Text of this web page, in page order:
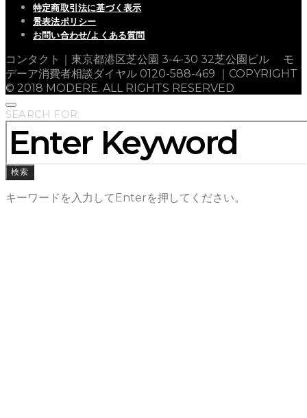
特定商取引法に基づく表示
景表法ポリシー
お問い合わせ/よくある質問
コンタクト｜東京都港区芝公園 3-4-30 32芝公園ビル モ
デーア消費者相談ダイヤル 0120-588-469 ｜COPYRIGHT
© 2018 MODERE. ALL RIGHTS RESERVED
SEARCH FOR:
検索
キーワードを入力してEnterを押してください。